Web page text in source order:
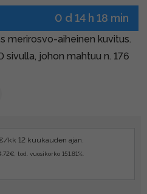
0 d 14 h 18 min
merirosvo-aiheinen kuvitus.
johon mahtuu n. 176
kk 12 kuukauden ajan.
tod. vuosikorko 151.81%.